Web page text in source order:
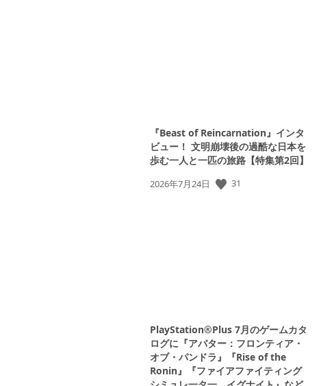
『Beast of Reincarnation』インタ
ビュー！ 文明崩壊後の過酷な日本を
歩む一人と一匹の旅路【特集第2回】
公
2026年7月24日 31
PlayStation®Plus 7月のゲームカタ
ログに『アバター：フロンティア・
オブ・パンドラ』『Rise of the
Ronin』『ファイアファイティング